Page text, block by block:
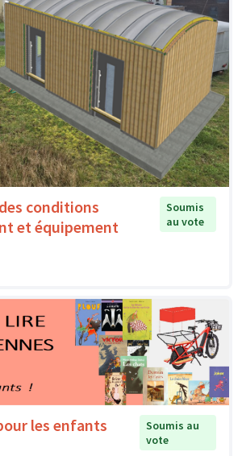
conditions
et équipement
Soumis
au vote
les enfants
Soumis au
vote